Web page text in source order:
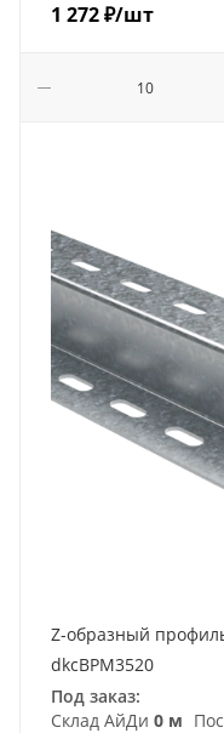
1 272₽/шт
Z-образный
dkcBPM3520
Под заказ:
Склад АйДи 0 м